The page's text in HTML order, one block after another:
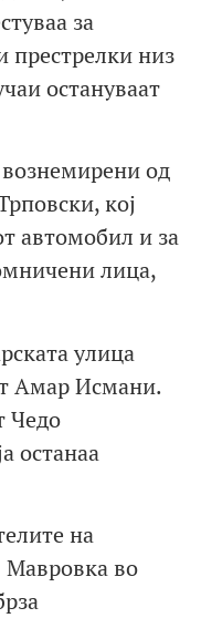
за
престрелки низ
остануваат
од
кој
автомобил и за
лица,
улица
Амар Исмани.
Чедо
останаа
на
Мавровка во